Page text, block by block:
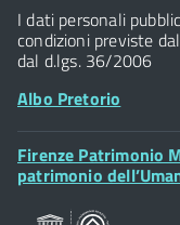
P.IVA 01307110484
Posta Elettronica
I dati personali
condizioni previste
dal d.lgs. 36/2006
Albo Pretorio
Footer
Widget
Firenze Patrimonio
patrimonio